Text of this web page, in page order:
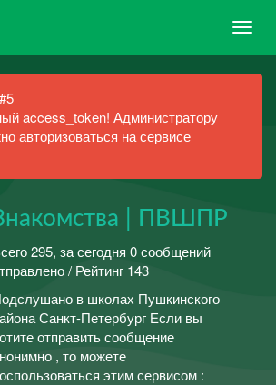
access_token! Администратору
авторизоваться на сервисе
| ПВШПР
295, за сегодня 0 сообщений
/ Рейтинг 143
в школах Пушкинского
Санкт-Петербург Если вы
отправить сообщение
, то можете
этим сервисом :